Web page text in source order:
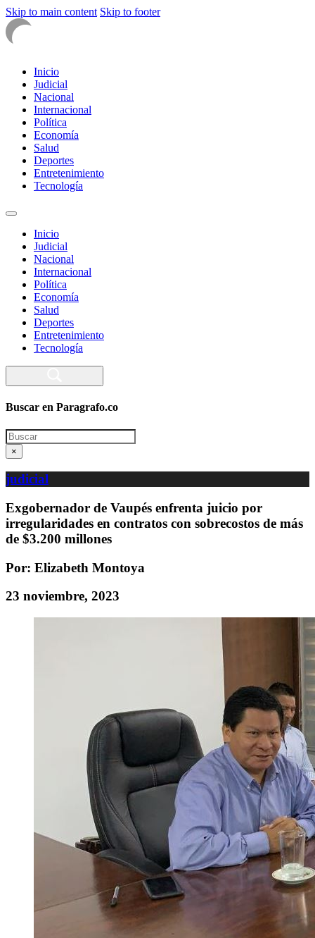
Skip to main content Skip to footer
Inicio
Judicial
Nacional
Internacional
Política
Economía
Salud
Deportes
Entretenimiento
Tecnología
Inicio
Judicial
Nacional
Internacional
Política
Economía
Salud
Deportes
Entretenimiento
Tecnología
Buscar en Paragrafo.co
Search
×
judicial
Exgobernador de Vaupés enfrenta juicio por
irregularidades en contratos con sobrecostos de más
de $3.200 millones
Por: Elizabeth Montoya
23 noviembre, 2023